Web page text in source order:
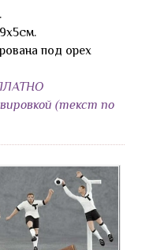
под орех
(текст по